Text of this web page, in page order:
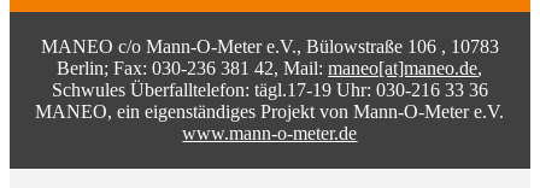
MANEO c/o Mann-O-Meter e.V., Bülowstraße 106 , 10783
Berlin; Fax: 030-236 381 42, Mail:maneo[at]maneo.de,
Schwules Überfalltelefon: tägl.17-19 Uhr: 030-216 33 36
MANEO, ein eigenständiges Projekt von Mann-O-Meter e.V.
www.mann-o-meter.de